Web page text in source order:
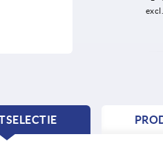
CURRENT
CURRENT